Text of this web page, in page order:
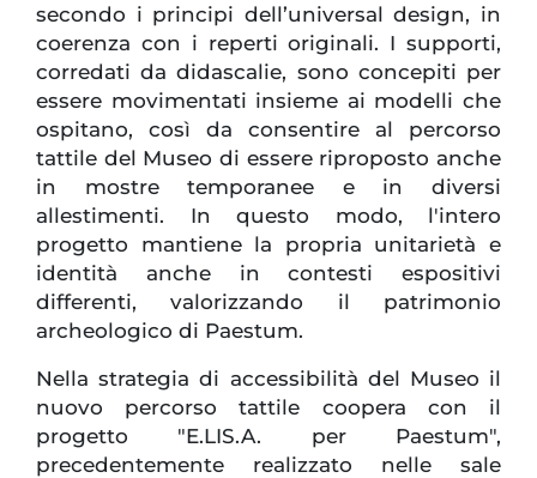
secondo i principi dell’universal design, in
coerenza con i reperti originali. I supporti,
corredati da didascalie, sono concepiti per
essere movimentati insieme ai modelli che
ospitano, così da consentire al percorso
tattile del Museo di essere riproposto anche
in mostre temporanee e in diversi
allestimenti. In questo modo, l'intero
progetto mantiene la propria unitarietà e
identità anche in contesti espositivi
differenti, valorizzando il patrimonio
archeologico di Paestum.
Nella strategia di accessibilità del Museo il
nuovo percorso tattile coopera con il
progetto "E.LIS.A. per Paestum",
precedentemente realizzato nelle sale